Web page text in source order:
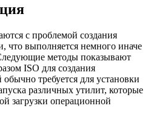
с проблемой создания
что выполняется немного иначе
методы показывают
ISO для создания
требуется для установки
различных утилит, которые
загрузки операционной